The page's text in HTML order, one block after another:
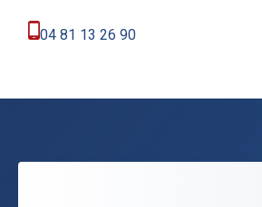
04 81 13 26 90